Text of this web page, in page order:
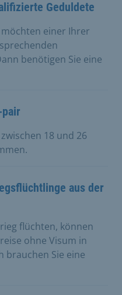
Geduldete
einer Ihrer
benötigen Sie eine
18 und 26
aus der
flüchten, können
ohne Visum in
brauchen Sie eine